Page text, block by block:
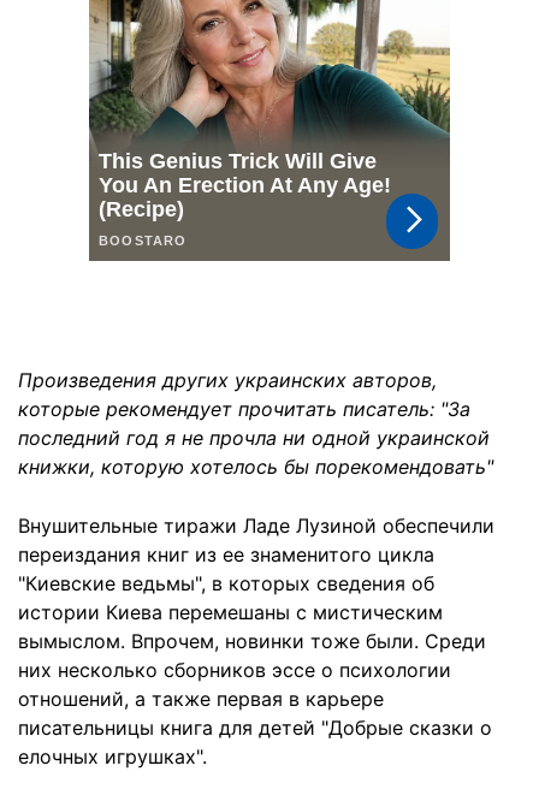
Произведения других украинских авторов,
которые рекомендует прочитать писатель: "За
последний год я не прочла ни одной украинской
книжки, которую хотелось бы порекомендовать"
Внушительные тиражи Ладе Лузиной обеспечили
переиздания книг из ее знаменитого цикла
"Киевские ведьмы", в которых сведения об
истории Киева перемешаны с мистическим
вымыслом. Впрочем, новинки тоже были. Среди
них несколько сборников эссе о психологии
отношений, а также первая в карьере
писательницы книга для детей "Добрые сказки о
елочных игрушках".